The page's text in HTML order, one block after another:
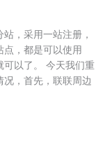
，采用一站注册，
点，都是可以使用
可以了。 今天我们重
况，首先，联联周边